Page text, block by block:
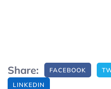
Share: FACEBOOK
LINKEDIN